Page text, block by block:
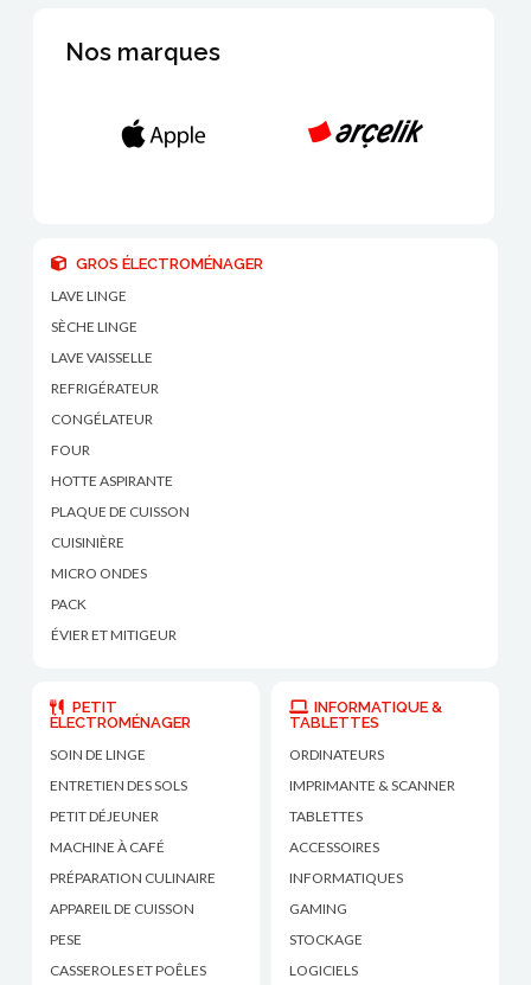
Nos marques
GROS ÉLECTROMÉNAGER
LAVE LINGE
SÈCHE LINGE
LAVE VAISSELLE
REFRIGÉRATEUR
CONGÉLATEUR
FOUR
HOTTE ASPIRANTE
PLAQUE DE CUISSON
CUISINIÈRE
MICRO ONDES
PACK
ÉVIER ET MITIGEUR
PETIT
ÉLECTROMÉNAGER
SOIN DE LINGE
ENTRETIEN DES SOLS
PETIT DÉJEUNER
MACHINE À CAFÉ
PRÉPARATION CULINAIRE
APPAREIL DE CUISSON
PESE
CASSEROLES ET POÊLES
INFORMATIQUE &
TABLETTES
ORDINATEURS
IMPRIMANTE & SCANNER
TABLETTES
ACCESSOIRES
INFORMATIQUES
GAMING
STOCKAGE
LOGICIELS